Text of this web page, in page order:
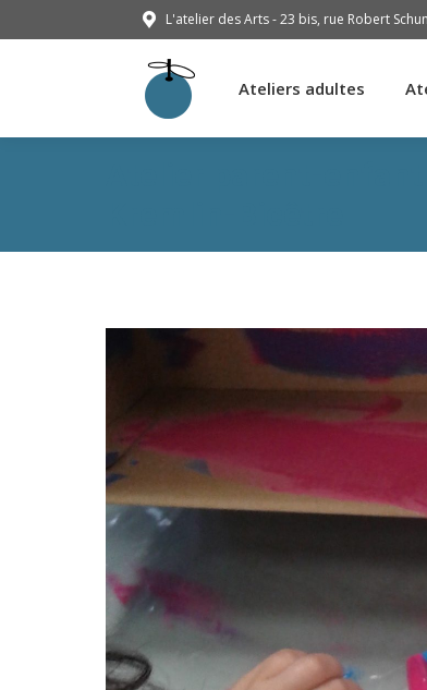
L'atelier des Arts - 23 bis, rue Robert
Ateliers adultes
Ateliers adultes